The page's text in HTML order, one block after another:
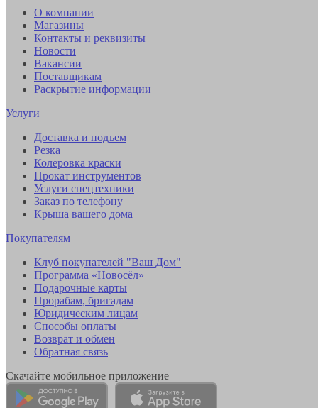
О компании
Магазины
Контакты и реквизиты
Новости
Вакансии
Поставщикам
Раскрытие информации
Услуги
Доставка и подъем
Резка
Колеровка краски
Прокат инструментов
Услуги спецтехники
Заказ по телефону
Крыша вашего дома
Покупателям
Клуб покупателей "Ваш Дом"
Программа «Новосёл»
Подарочные карты
Прорабам, бригадам
Юридическим лицам
Способы оплаты
Возврат и обмен
Обратная связь
Скачайте мобильное приложение